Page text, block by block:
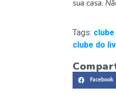
sua casa.
Tags:
clube do
Facebook